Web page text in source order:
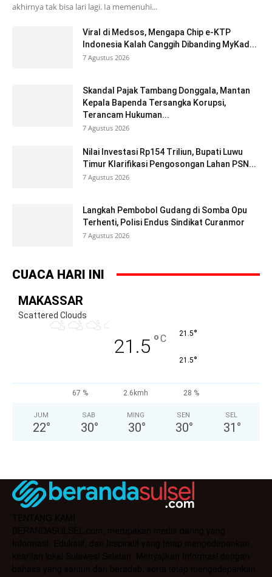
akhirnya tak bisa lari lagi. Ia memenuhi...
Viral di Medsos, Mengapa Chip e-KTP
Indonesia Kalah Canggih Dibanding MyKad...
7 Agustus 2026
Skandal Pajak Tambang Donggala, Mantan
Kepala Bapenda Tersangka Korupsi,
Terancam Hukuman...
7 Agustus 2026
Nilai Investasi Rp154 Triliun, Bupati Luwu
Timur Klarifikasi Pengosongan Lahan PSN...
7 Agustus 2026
Langkah Pembobol Gudang di Somba Opu
Terhenti, Polisi Endus Sindikat Curanmor
7 Agustus 2026
CUACA HARI INI
MAKASSAR
Scattered Clouds
21.5 °C 21.5°
21.5°
67 % 2.6kmh 28 %
JUM
22°
SAB
30°
MING
30°
SEN
30°
SEL
31 °